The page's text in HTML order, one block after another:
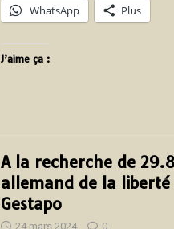
WhatsApp Plus
J’aime ça :
A la recherche de
allemand de la
Gestapo
24 mars 2024 0